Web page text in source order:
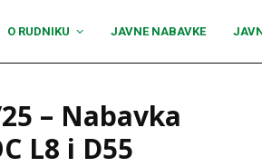
O RUDNIKU JAVNE NABAVKE
– Nabavka
L8 i D55